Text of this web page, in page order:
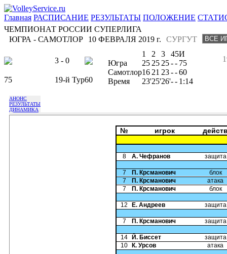
Главная РАСПИСАНИЕ РЕЗУЛЬТАТЫ ПОЛОЖЕНИЕ
ЧЕМПИОНАТ РОССИИ СУПЕРЛИГА
ЮГРА - САМОТЛОР
СУРГУТ
10 ФЕВРАЛЯ 2019 г.
3 - 0
75 19-й Тур60
1 2 3 45И
Югра
25 25 25-- 75
Самотлор16 21 23--60
Время
23'25'26'-- 1:14
АНОНС
РЕЗУЛЬТАТЫ
ДИНАМИКА
№ игрок
8 А. Чефранов защита
7 П. Крсманович
блок
7
П. Крсманович
атака
7
П. Крсманович блок
12 Е. Андреев защита
7 П. Крсманович защита
14 Й. Биссет
защита
10
К. Урсов атака